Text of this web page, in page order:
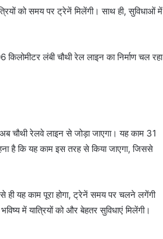
को समय पर ट्रेनें मिलेंगी। साथ ही, सुविधाओं में
लंबी चौथी रेल लाइन का निर्माण चल रहा
चौथी रेलवे लाइन से जोड़ा जाएगा। यह काम 31
है कि यह काम इस तरह से किया जाएगा, जिससे
यह काम पूरा होगा, ट्रेनें समय पर चलने लगेंगी
में यात्रियों को और बेहतर सुविधाएं मिलेंगी।